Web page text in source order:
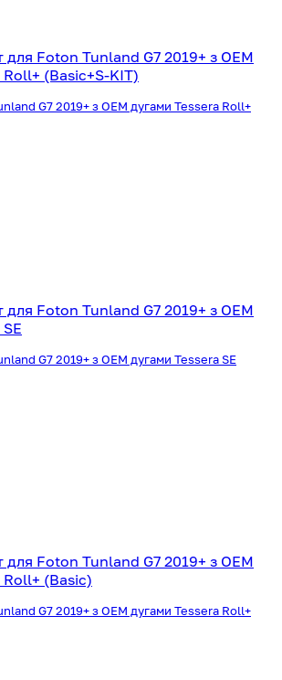
G7 2019+ з OEM дугами Tessera Roll+
G7 2019+ з OEM дугами Tessera SE
G7 2019+ з OEM дугами Tessera Roll+